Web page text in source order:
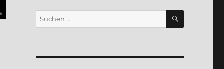
Suchen
nach:
SUCHEN